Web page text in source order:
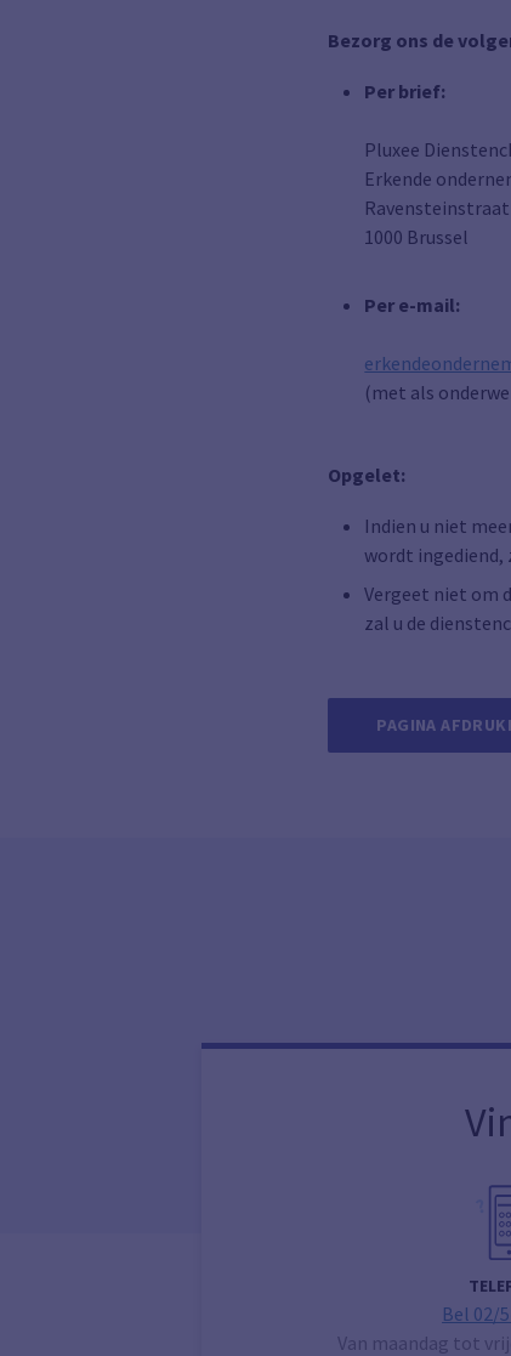
Bezorg ons de
Per brief:
Pluxee
Erkende
Ravensteinstraat
1000 Brussel
Per e-mail:
(met als
Opgelet:
Indien u niet
wordt ingediend,
Vergeet niet om
zal u de
PAGINA
Bel 02/
Van maandag tot